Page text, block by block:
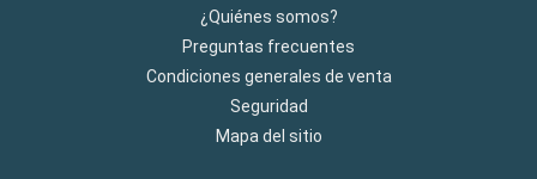
¿Quiénes somos?
Preguntas frecuentes
Condiciones generales de venta
Seguridad
Mapa del sitio